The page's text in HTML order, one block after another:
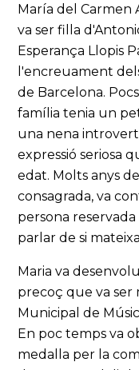
María del Carmen
va ser filla
Esperança Llopis
l'encreuament
de Barcelona.
família tenia un
una nena
expressió seriosa
edat. Molts anys
consagrada, va
persona
parlar de si
Maria va
precoç que va ser
Municipal de
En poc temps va
medalla per la